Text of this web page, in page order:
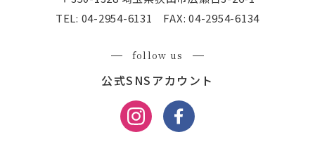
TEL: 04-2954-6131 FAX: 04-2954-6134
follow us
公式SNSアカウント